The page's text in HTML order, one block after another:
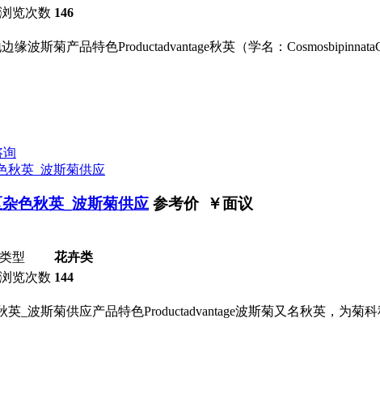
浏览次数 146
缘波斯菊产品特色Productadvantage秋英（学名：
询
色秋英_波斯菊供应 参考价 ￥面议
类型
花卉类
浏览次数 144
_波斯菊供应产品特色Productadvantage波斯菊又名秋英，为